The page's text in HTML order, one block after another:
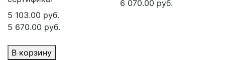
5 103.00 руб.
5 670.00 руб.
6 070.00 руб.
В корзину